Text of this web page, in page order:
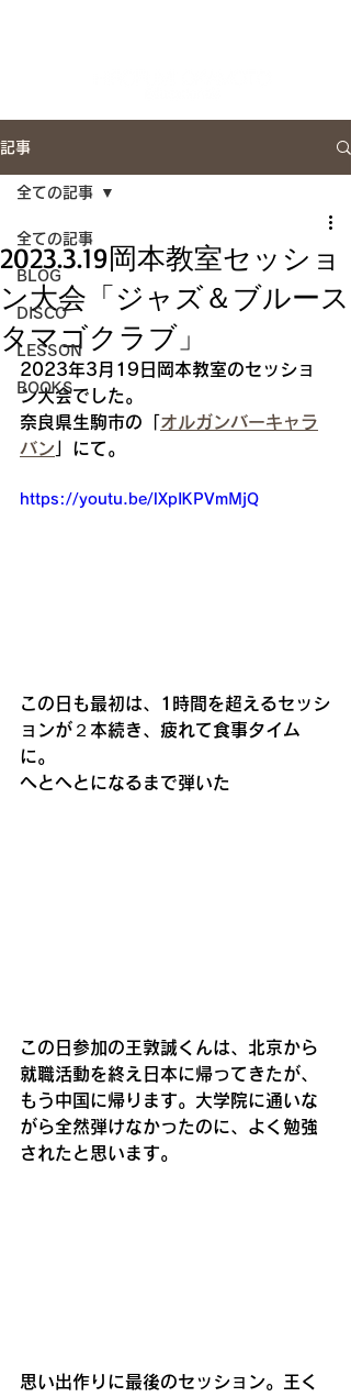
記事
全ての記事
BLOG
DISCO
LESSON
BOOKS
全ての記事
2023.3.19岡本教室セッショ
ン大会「ジャズ＆ブルース
タマゴクラブ」
2023年3月19日岡本教室のセッショ
ン大会でした。
奈良県生駒市の「 オルガンバーキャラ
バン 」にて。
https://youtu.be/lXpIKPVmMjQ
この日も最初は、1時間を超えるセッシ
ョンが２本続き、疲れて食事タイム
に。
へとへとになるまで弾いた
この日参加の王敦誠くんは、北京から
就職活動を終え日本に帰ってきたが、
もう中国に帰ります。大学院に通いな
がら全然弾けなかったのに、よく勉強
されたと思います。
思い出作りに最後のセッション。王く